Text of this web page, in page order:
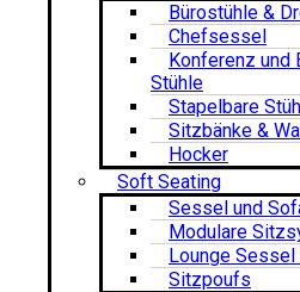
Bürostühle &
Chefsessel
Konferenz und
Stühle
Stapelbare
Sitzbänke &
Hocker
Soft Seating
Sessel und
Modulare
Lounge Sessel
Sitzpoufs